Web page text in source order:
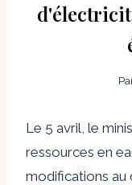
Le 5 avril, le
ressources en
modifications au